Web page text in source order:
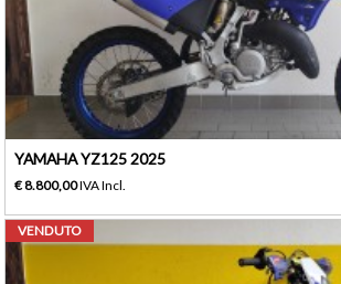
YAMAHA YZ125 2025
€ 8.800,00IVA Incl.
VENDUTO